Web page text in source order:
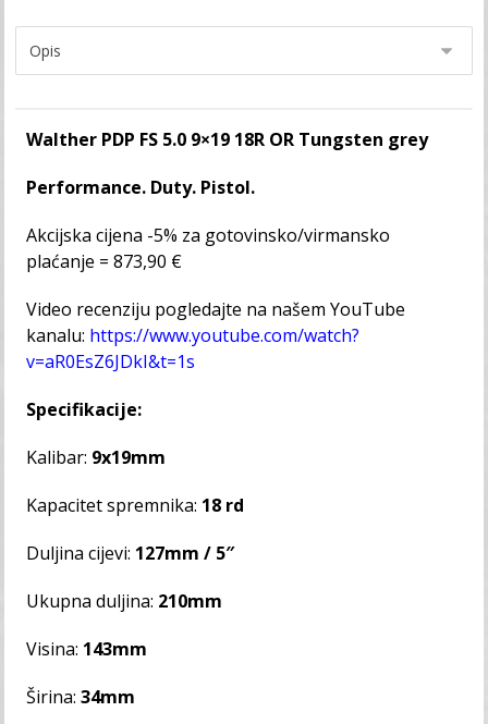
Walther PDP FS 5.0 9×19 18R OR Tungsten grey
Performance. Duty. Pistol.
Akcijska cijena -5% za gotovinsko/virmansko
plaćanje = 873,90 €
Video recenziju pogledajte na našem YouTube
kanalu: https://www.youtube.com/watch?
v=aR0EsZ6JDkI&t=1s
Specifikacije:
Kalibar: 9x19mm
Kapacitet spremnika: 18 rd
Duljina cijevi: 127mm / 5″
Ukupna duljina: 210mm
Visina: 143mm
Širina:34mm